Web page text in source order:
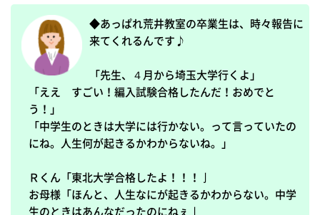
◆あっぱれ荒井教室の卒業生は、時々報告に
来てくれるんです♪
「先生、４月から埼玉大学行くよ」
「ええ　すごい！編入試験合格したんだ！おめでと
う！」
「中学生のときは大学には行かない。って言っていたの
にね。人生何が起きるかわからないね。」
Ｒくん「東北大学合格したよ！！！亅
お母様「ほんと、人生なにが起きるかわからない。中学
生のときはあんなだったのにねぇ亅